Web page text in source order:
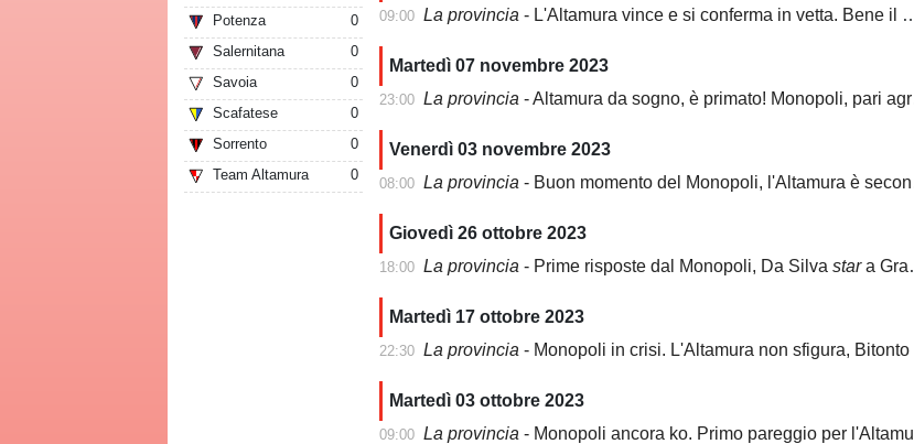
Potenza
0
Salernitana
0
Savoia
0
Scafatese
0
Sorrento
0
Team Altamura
0
09:00 La provincia - L'Altamura vince e si conferma in vetta. Bene il Monopoli
Martedì 07 novembre 2023
23:00 La provincia - Altamura da sogno, è primato! Monopoli, pari agrodolce
Venerdì 03 novembre 2023
08:00 La provincia - Buon momento del Monopoli, l'Altamura è seconda. Sorride il Bitonto
Giovedì 26 ottobre 2023
18:00 La provincia - Prime risposte dal Monopoli, Da Silvastara Gravina. Cade l'Altamura
Martedì 17 ottobre 2023
22:30 La provincia - Monopoli in crisi. L'Altamura non sfigura, Bitonto e Gravina ko
Martedì 03 ottobre 2023
09:00 La provincia - Monopoli ancora ko. Primo pareggio per l'Altamura, cade il Gravina